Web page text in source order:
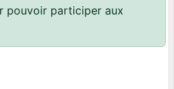
pouvoir participer aux